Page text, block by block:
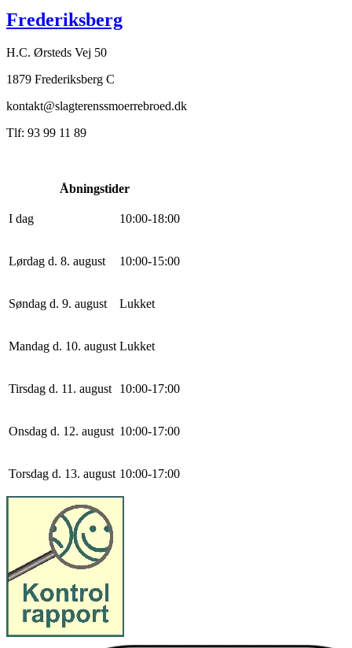
Frederiksberg
H.C. Ørsteds Vej 50
1879 Frederiksberg C
kontakt@slagterenssmoerrebroed.dk
Tlf: 93 99 11 89
Åbningstider
I dag 10:00-18:00
Lørdag d. 8. august 10:00-15:00
Søndag d. 9. august Lukket
Mandag d. 10. august Lukket
Tirsdag d. 11. august 10:00-17:00
Onsdag d. 12. august 10:00-17:00
Torsdag d. 13. august 10:00-17:00